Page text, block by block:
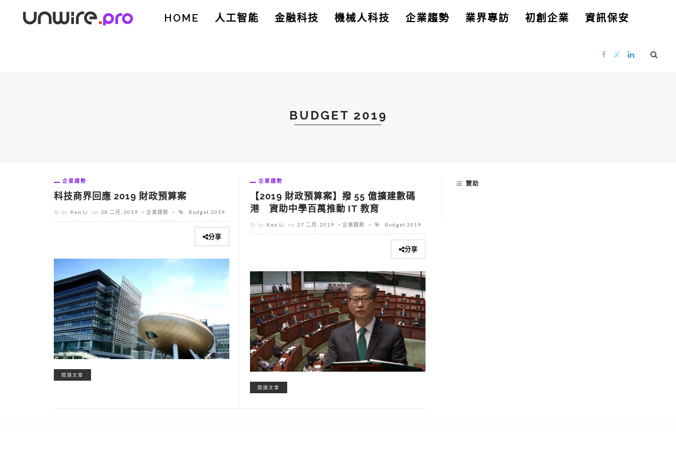
HOME 人工智能 金融科技 機械人科技 企業趨勢 業界專訪 初創企業 資訊保安
BUDGET 2019
企業趨勢
科技商界回應 2019 財政預算案
by Ken Li on 28 二月, 2019 企業趨勢 Budget 2019
分享
閱讀文章
企業趨勢
【2019 財政預算案】撥 55 億擴建數碼
港 資助中學百萬推動 IT 教育
by Ken Li on 27 二月, 2019 企業趨勢 Budget 2019
分享
閱讀文章
贊助